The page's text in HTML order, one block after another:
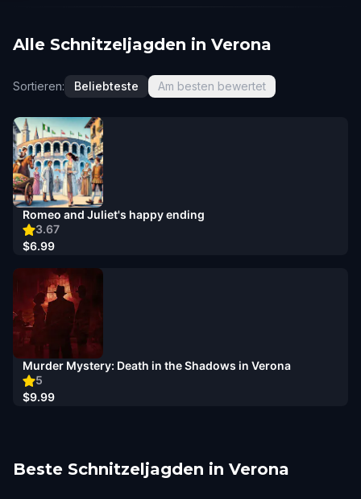
Alle Schnitzeljagden in Verona
Sortieren: Beliebteste Am besten bewertet
3.67
Romeo and Juliet's happy ending
$6.99
5
Murder Mystery: Death in the Shadows in Verona
$9.99
Beste Schnitzeljagden in Verona